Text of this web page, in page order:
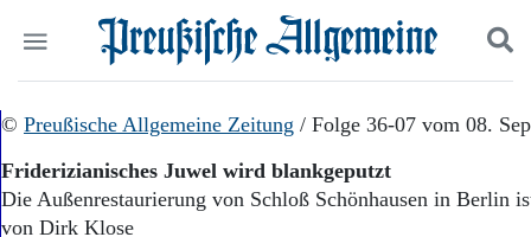
Politik
Wirtschaft
Panorama
Suchen und finden
© Preußische Allgemeine Zeitung / Folge 36-07 vom 08.
Friderizianisches Juwel wird blankgeputzt
Die Außenrestaurierung von Schloß Schönhausen in Berlin
von Dirk Klose